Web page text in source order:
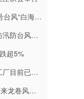
雨洪水防御工作
级应急响应
超5%
联机调试工作
等极端影响